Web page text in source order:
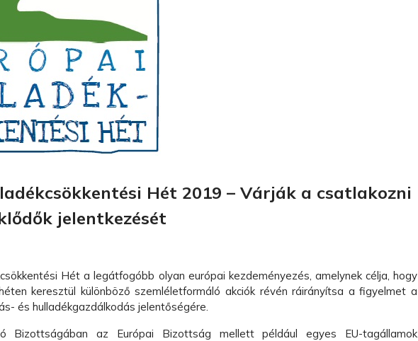
Hét 2019 – Várják a csatlakozni
jelentkezését
Hét a legátfogóbb olyan európai kezdeményezés, amelynek célja, hogy
keresztül különböző szemléletformáló akciók révén ráirányítsa a figyelmet a
és hulladékgazdálkodás jelentőségére.
Bizottságában az Európai Bizottság mellett például egyes EU-tagállamok